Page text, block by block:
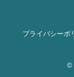
プライバシーポ
©